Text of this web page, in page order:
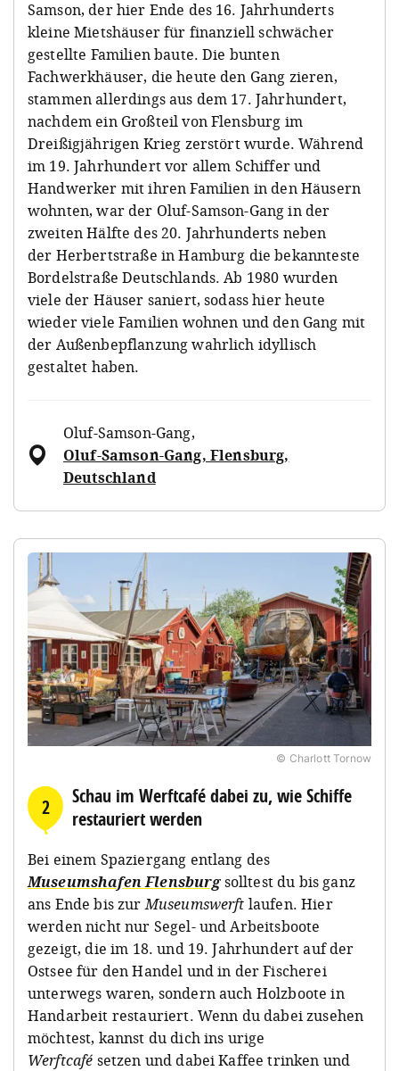
Samson, der hier Ende des 16. Jahrhunderts
kleine Mietshäuser für finanziell schwächer
gestellte Familien baute. Die bunten
Fachwerkhäuser, die heute den Gang zieren,
stammen allerdings aus dem 17. Jahrhundert,
nachdem ein Großteil von Flensburg im
Dreißigjährigen Krieg zerstört wurde. Während
im 19. Jahrhundert vor allem Schiffer und
Handwerker mit ihren Familien in den Häusern
wohnten, war der Oluf-Samson-Gang in der
zweiten Hälfte des 20. Jahrhunderts neben
der Herbertstraße in Hamburg die bekannteste
Bordelstraße Deutschlands. Ab 1980 wurden
viele der Häuser saniert, sodass hier heute
wieder viele Familien wohnen und den Gang mit
der Außenbepflanzung wahrlich idyllisch
gestaltet haben.
Oluf-Samson-Gang,
Oluf-Samson-Gang, Flensburg,
Deutschland
© Charlott Tornow
2
Schau im Werftcafé dabei zu, wie Schiffe
restauriert werden
Bei einem Spaziergang entlang des
Museumshafen Flensburgsolltest du bis ganz
ans Ende bis zurMuseumswerft laufen. Hier
werden nicht nur Segel- und Arbeitsboote
gezeigt, die im 18. und 19. Jahrhundert auf der
Ostsee für den Handel und in der Fischerei
unterwegs waren, sondern auch Holzboote in
Handarbeit restauriert. Wenn du dabei zusehen
möchtest, kannst du dich ins urige
Werftcafé setzen und dabei Kaffee trinken und